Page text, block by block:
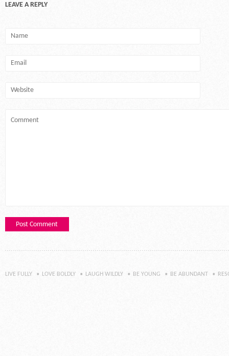
LEAVE A REPLY
LIVE FULLY LOVE BOLDLY LAUGH WILDLY BE YOUNG BE ABUNDANT